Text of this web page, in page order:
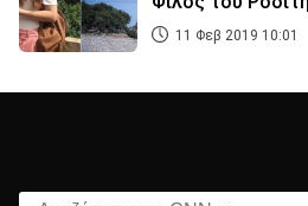
11 Φεβ 2019 10:01